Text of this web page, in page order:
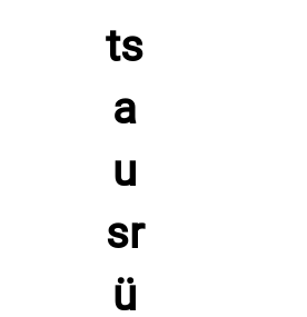
Hersteller: Patrick Teamsport,